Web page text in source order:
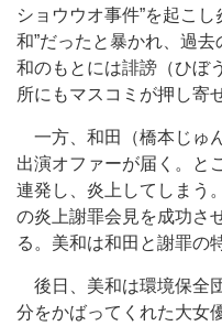
ショウウオ事件”を起こ
和”だったと暴かれ、過
和のもとには誹謗（ひぼ
所にもマスコミが押し寄
一方、和田（橋本じゅ
出演オファーが届く。と
連発し、炎上してしまう
の炎上謝罪会見を成功さ
る。美和は和田と謝罪の
後日、美和は環境保全
分をかばってくれた大女